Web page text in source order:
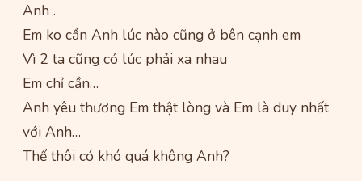
Anh .
Em ko cần Anh lúc nào cũng ở bên cạnh em
Vì 2 ta cũng có lúc phải xa nhau
Em chỉ cần…
Anh yêu thương Em thật lòng và Em là duy nhất
với Anh…
Thế thôi có khó quá không Anh?